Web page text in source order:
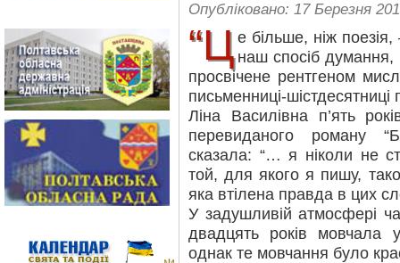
Опубліковано: 17 Березня
“Це більше, ніж поезія,
наш спосіб думання,
просвічене рентгеном
письменниці-
Ліна Василівна п’ять
перевиданого роману
сказала: “… я ніколи не
той, для якого я пишу,
яка втілена правда в цих
У задушливій атмосфері
двадцять років мовчала у
однак те мовчання було